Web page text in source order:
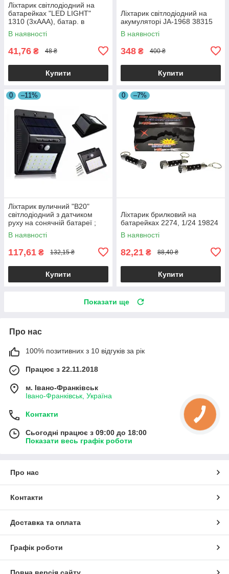
Ліхтарик світлодіодний на
батарейках "LED LIGHT"
1310 (3xAAA), батар. в
компл., 1/200
В наявності
41,76 ₴ 48 ₴
Купити
Ліхтарик світлодіодний на
акумуляторі JA-1968 38315
В наявності
348 ₴ 400 ₴
Купити
0 –11%
Ліхтарик вуличний "В20"
світлодіодний з датчиком
руху на сонячній батареї ;
1/100
В наявності
117,61 ₴ 132,15 ₴
Купити
0 –7%
Ліхтарик брилковий на
батарейках 2274, 1/24 19824
В наявності
82,21 ₴ 88,40 ₴
Купити
Показати ще
Про нас
100% позитивних з 10 відгуків за рік
Працює з 22.11.2018
м. Івано-Франківськ
Івано-Франківськ, Україна
Контакти
Сьогодні працює з 09:00 до 18:00
Показати весь графік роботи
Про нас
Контакти
Доставка та оплата
Графік роботи